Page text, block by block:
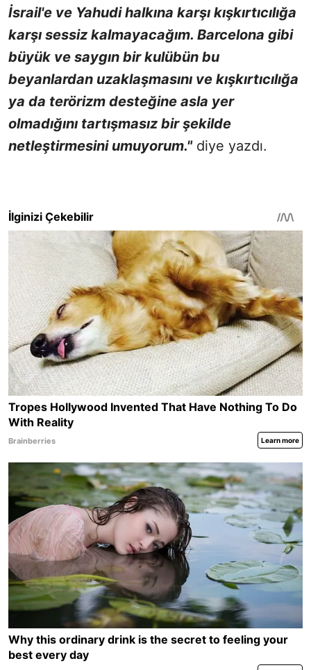
İsrail'e ve Yahudi halkına karşı kışkırtıcılığa
karşı sessiz kalmayacağım. Barcelona gibi
büyük ve saygın bir kulübün bu
beyanlardan uzaklaşmasını ve kışkırtıcılığa
ya da terörizm desteğine asla yer
olmadığını tartışmasız bir şekilde
netleştirmesini umuyorum."diye yazdı.